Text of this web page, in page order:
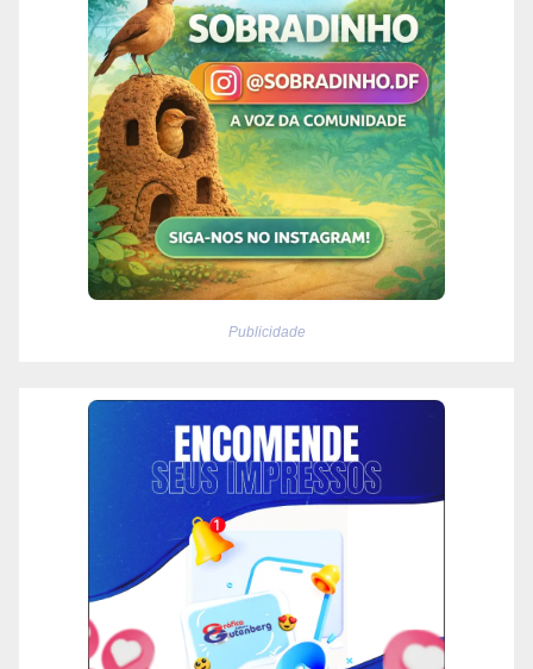
Publicidade